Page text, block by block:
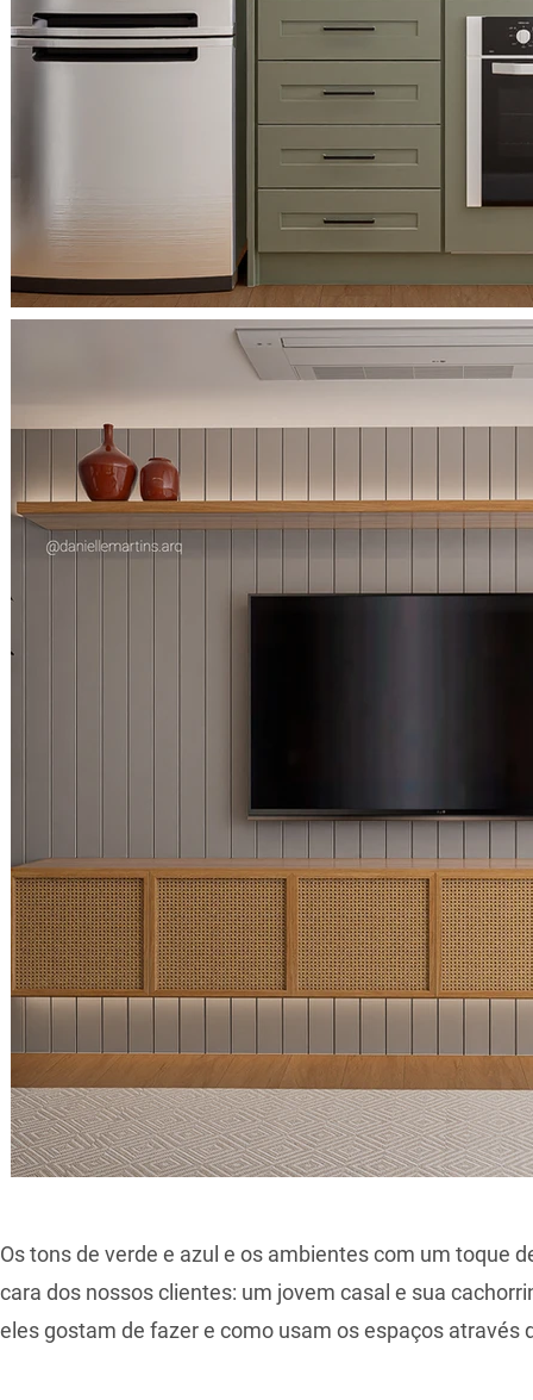
Os tons de verde e azul e os ambientes com um toque
cara dos nossos clientes: um jovem casal e sua
eles gostam de fazer e como usam os espaços